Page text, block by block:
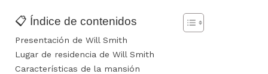
📋 Índice de contenidos
Presentación de Will Smith
Lugar de residencia de Will Smith
Características de la mansión